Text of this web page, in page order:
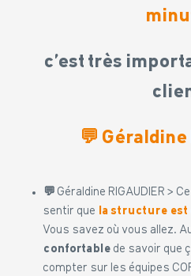
c’est très
💬 Géraldine
💬 Géraldine RIGAUDIER >
sentir que la structure est
Vous savez où vous allez.
confortable de savoir que
compter sur les équipes